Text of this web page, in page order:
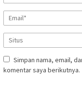
Simpan nama, email,
komentar saya berikutnya.